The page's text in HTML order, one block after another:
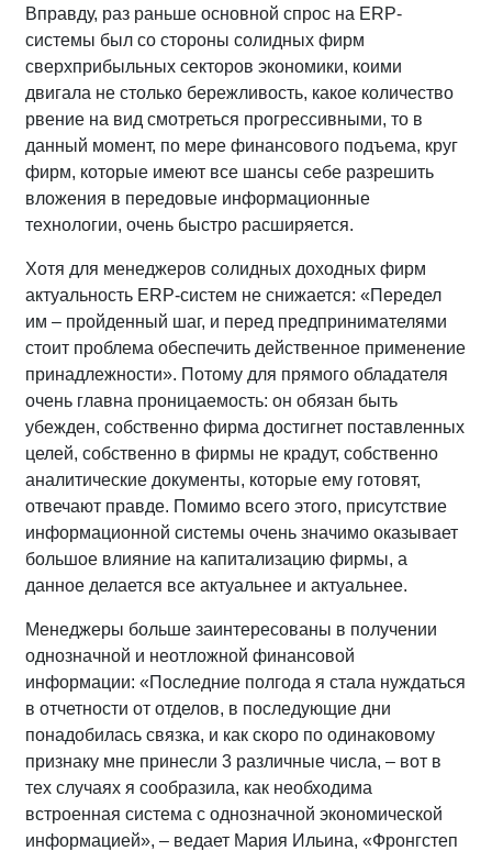
Вправду, раз раньше основной спрос на ERP-
системы был со стороны солидных фирм
сверхприбыльных секторов экономики, коими
двигала не столько бережливость, какое количество
рвение на вид смотреться прогрессивными, то в
данный момент, по мере финансового подъема, круг
фирм, которые имеют все шансы себе разрешить
вложения в передовые информационные
технологии, очень быстро расширяется.
Хотя для менеджеров солидных доходных фирм
актуальность ERP-систем не снижается: «Передел
им – пройденный шаг, и перед предпринимателями
стоит проблема обеспечить действенное применение
принадлежности». Потому для прямого обладателя
очень главна проницаемость: он обязан быть
убежден, собственно фирма достигнет поставленных
целей, собственно в фирмы не крадут, собственно
аналитические документы, которые ему готовят,
отвечают правде. Помимо всего этого, присутствие
информационной системы очень значимо оказывает
большое влияние на капитализацию фирмы, а
данное делается все актуальнее и актуальнее.
Менеджеры больше заинтересованы в получении
однозначной и неотложной финансовой
информации: «Последние полгода я стала нуждаться
в отчетности от отделов, в последующие дни
понадобилась связка, и как скоро по одинаковому
признаку мне принесли 3 различные числа, – вот в
тех случаях я сообразила, как необходима
встроенная система с однозначной экономической
информацией», – ведает Мария Ильина, «Фронгстеп